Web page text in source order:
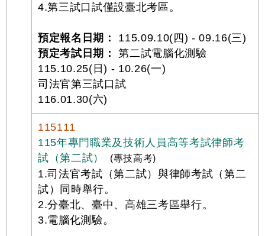
4.第三試口試僅設臺北考區。
預定報名日期：
115.09.10(四) - 09.16(三)
預定考試日期：
第二試電腦化測驗
115.10.25(日) - 10.26(一)
司法官第三試口試
116.01.30(六)
115111
115年專門職業及技術人員高等考試律師考
試（第二試）
(專技高考)
1.司法官考試（第二試）與律師考試（第二
試）同時舉行。
2.分臺北、臺中、高雄三考區舉行。
3.電腦化測驗。